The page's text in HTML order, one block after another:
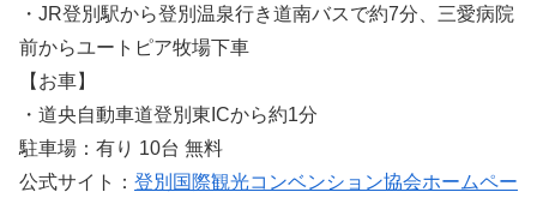
・JR登別駅から登別温泉行き道南バスで約7分、三愛病院
前からユートピア牧場下車
【お車】
・道央自動車道登別東ICから約1分
駐車場：有り 10台 無料
公式サイト： 登別国際観光コンベンション協会ホームペー